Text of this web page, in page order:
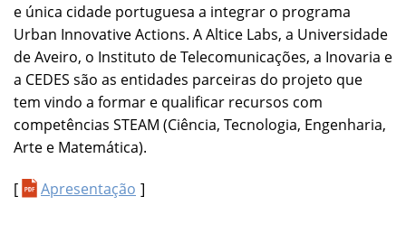
e única cidade portuguesa a integrar o programa
Urban Innovative Actions. A Altice Labs, a Universidade
de Aveiro, o Instituto de Telecomunicações, a Inovaria e
a CEDES são as entidades parceiras do projeto que
tem vindo a formar e qualificar recursos com
competências STEAM (Ciência, Tecnologia, Engenharia,
Arte e Matemática).
[ Apresentação ]